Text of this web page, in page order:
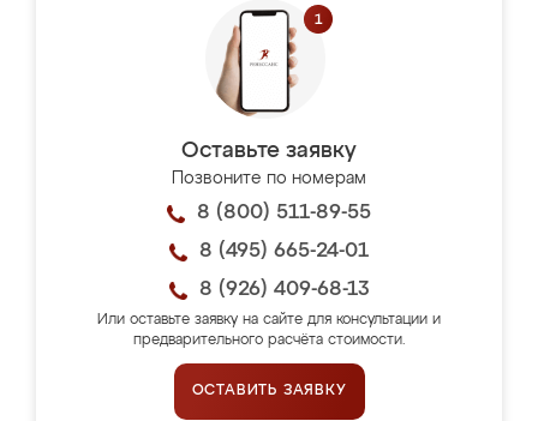
Оставьте заявку
Позвоните по номерам
8 (800) 511-89-55
8 (495) 665-24-01
8 (926) 409-68-13
Или оставьте заявку на сайте для консультации и
предварительного расчёта стоимости.
ОСТАВИТЬ ЗАЯВКУ